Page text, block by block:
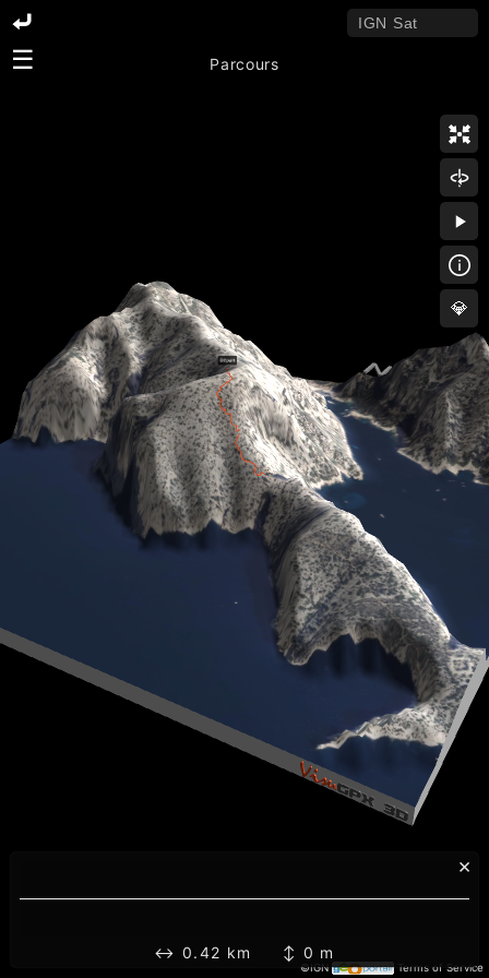
©IGN Terms of Service
☰
💎
×
↔ 0.42 km ↕ 0 m
Parcours